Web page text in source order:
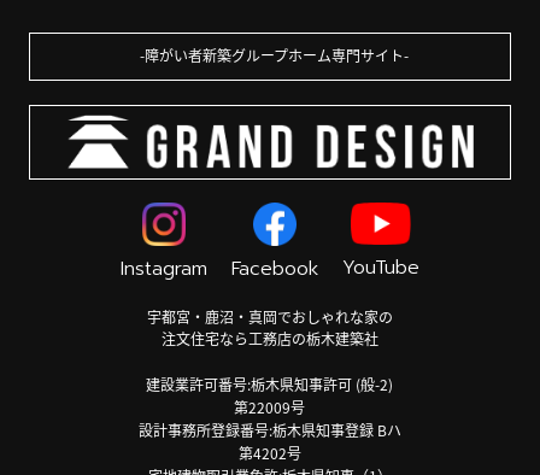
障がい者新築グループホーム専門サイト
Instagram Facebook YouTube
宇都宮・鹿沼・真岡でおしゃれな家の
注文住宅なら工務店の栃木建築社
建設業許可番号:栃木県知事許可 (般-2)
第22009号
設計事務所登録番号:栃木県知事登録 Bハ
第4202号